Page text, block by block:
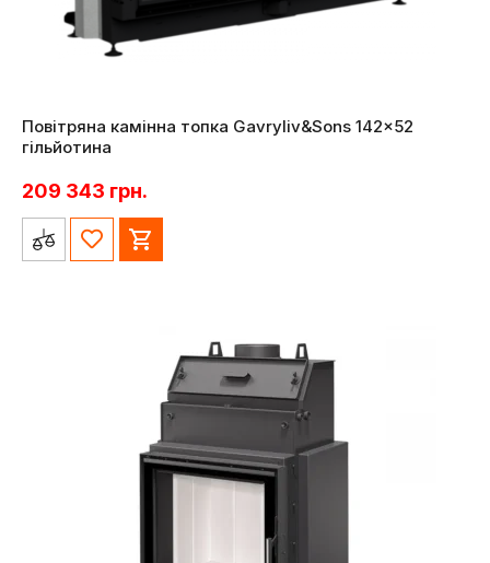
Повітряна камінна топка Gavryliv&Sons 142×52
гільйотина
209 343 грн.